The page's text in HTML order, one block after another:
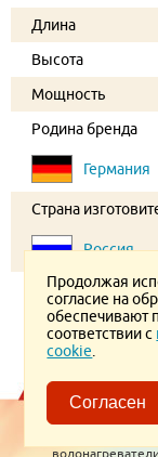
Длина
Высота
Мощность
Родина бренда
Германия
Страна
Россия
Политика в
Продолжая
согласие на
обеспечивают
соответствии с
cookie
Согласен